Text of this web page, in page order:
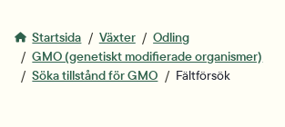
Startsida Växter
Odling
GMO (genetiskt modifierade organismer)
Söka tillstånd för GMO
Fältförsök